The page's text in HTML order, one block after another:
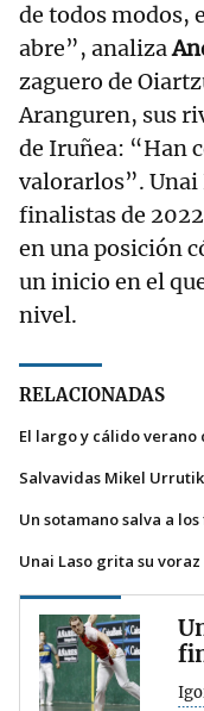
de todos modos,
abre”, analiza
zaguero de
Aranguren, sus
de Iruñea: “Han
valorarlos”. Unai
finalistas de
en una posición
un inicio en el
nivel.
RELACIONADAS
El largo y cálido verano
Salvavidas Mikel
Un sotamano salva a
Unai Laso grita su